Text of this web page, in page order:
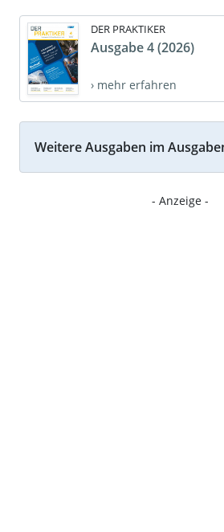
DER PRAKTIKER
Ausgabe 4 (2026)
› mehr erfahren
Weitere Ausgaben im
- Anzeige -